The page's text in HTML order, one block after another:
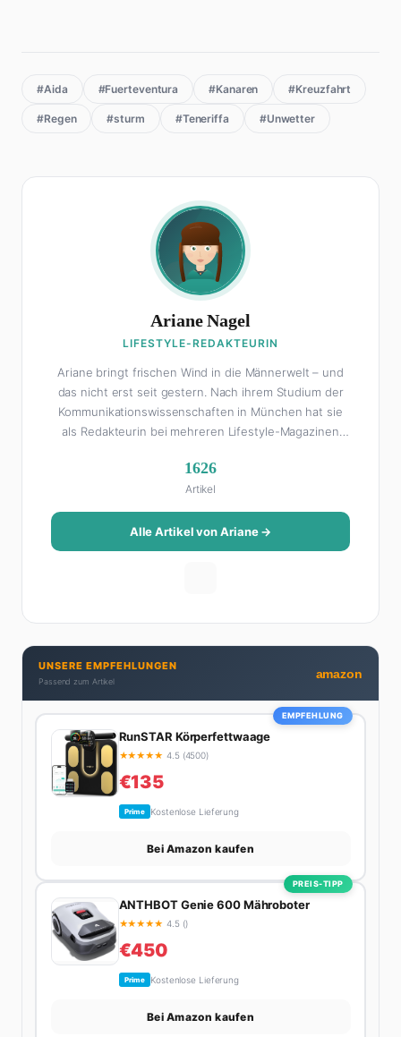
#Aida #Fuerteventura #Kanaren #Kreuzfahrt
#Regen #sturm #Teneriffa #Unwetter
Ariane Nagel
LIFESTYLE-REDAKTEURIN
Ariane bringt frischen Wind in die Männerwelt – und
das nicht erst seit gestern. Nach ihrem Studium der
Kommunikationswissenschaften in München hat sie
als Redakteurin bei mehreren Lifestyle-Magazinen
Als Lifestyle-Redakteurin schreibt sie über alles, was
das Leben schöner macht: von Interior Design und
Reise-Tipps über Food-Trends bis hin zu
Beziehungsratgebern, die auch Männer gerne lesen.
Ihre Geheimwaffe: Sie weiß genau, was Frauen an
Brunch-Spot der Stadt. Ihre Interior-Tipps basieren
auf echter Erfahrung – ihre Wohnung wurde schon
zweimal in Design-Blogs gefeatured.
1626
Artikel
Alle Artikel von Ariane →
UNSERE EMPFEHLUNGEN
Passend zum Artikel
amazon
EMPFEHLUNG
RunSTAR Körperfettwaage
★★★★★ 4.5 (4500)
€135
Prime Kostenlose Lieferung
Bei Amazon kaufen
PREIS-TIPP
ANTHBOT Genie 600 Mähroboter
★★★★★ 4.5 ()
€450
Prime Kostenlose Lieferung
Bei Amazon kaufen